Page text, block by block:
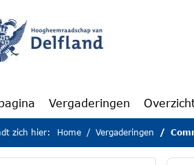
deze pagina
Vergaderingen
zich hier: Home Vergaderingen